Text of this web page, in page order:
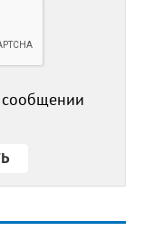
сообщении